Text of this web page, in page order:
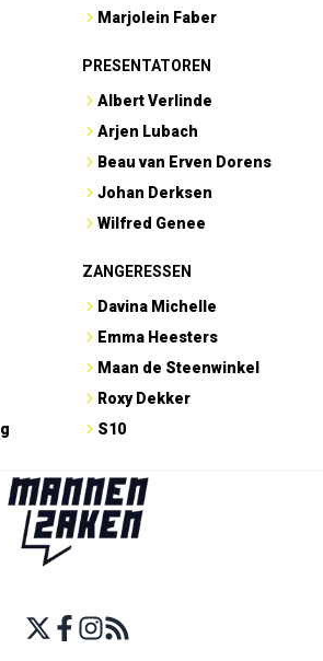
Marjolein Faber
PRESENTATOREN
Albert Verlinde
Arjen Lubach
Beau van Erven Dorens
Johan Derksen
Wilfred Genee
ZANGERESSEN
Davina Michelle
Emma Heesters
Maan de Steenwinkel
Roxy Dekker
S10